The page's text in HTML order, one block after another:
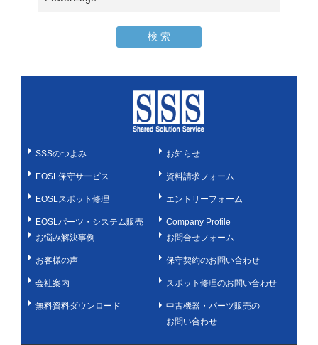
SSSのつよみ
EOSL保守サービス
EOSLスポット修理
EOSLパーツ・システム販売
お悩み解決事例
お客様の声
会社案内
無料資料ダウンロード
お知らせ
資料請求フォーム
エントリーフォーム
Company Profile
お問合せフォーム
保守契約のお問い合わせ
スポット修理のお問い合わせ
中古機器・パーツ販売の
お問い合わせ